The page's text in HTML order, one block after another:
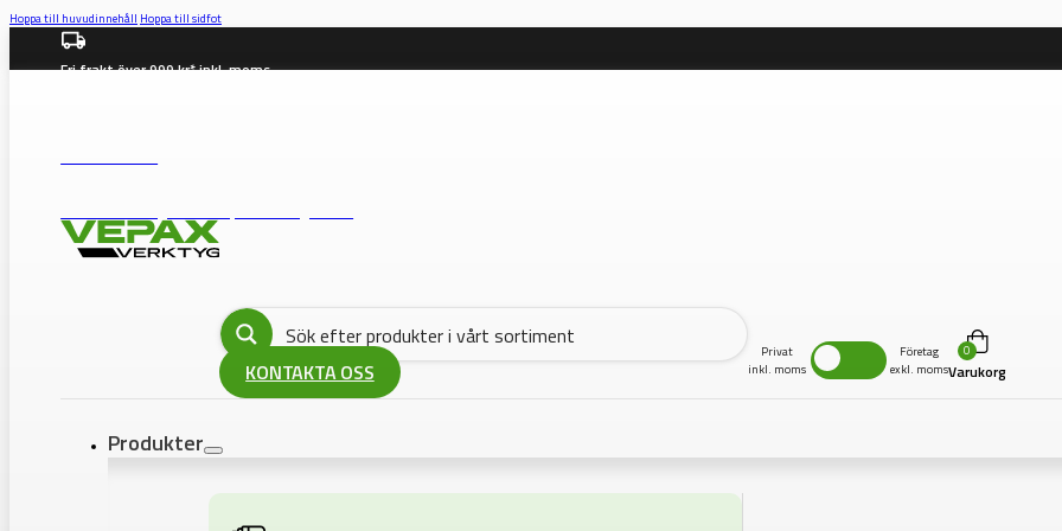
Hoppa till huvudinnehåll Hoppa till sidfot
Fri frakt över 999 kr* inkl. moms
KONTAKTA OSS
Privat
inkl. moms
Företag
exkl. moms
0
Varukorg
Produkter